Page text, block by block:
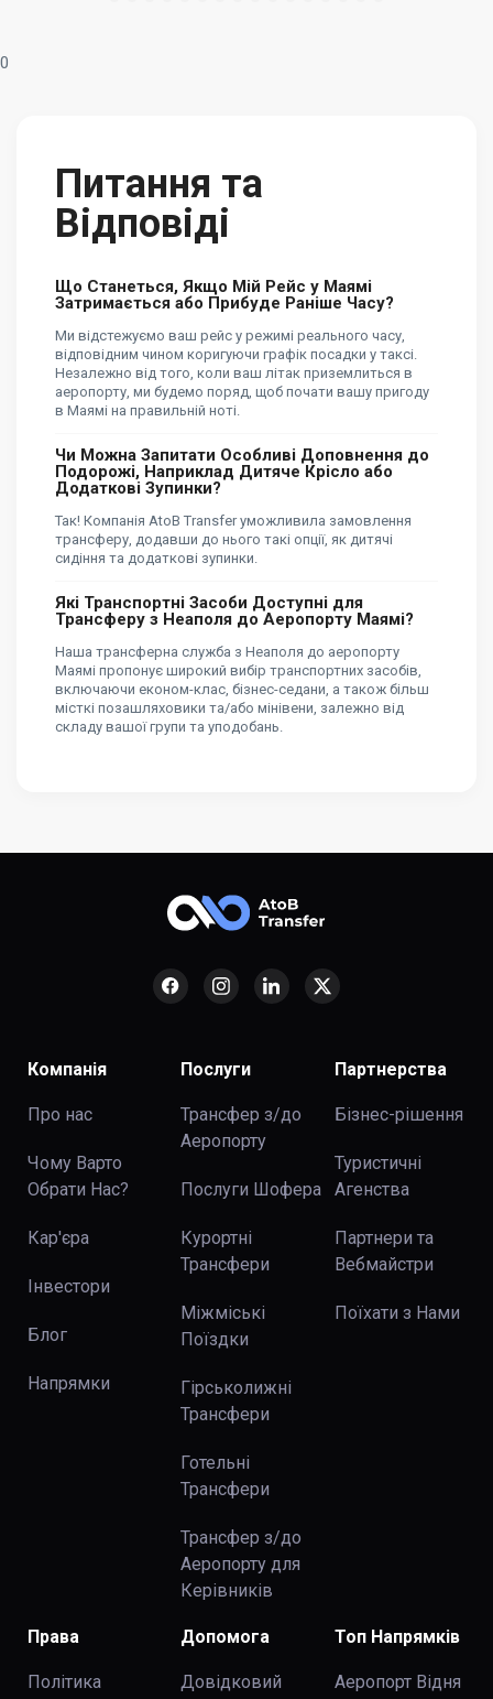
0
Питання та
Відповіді
Що Станеться, Якщо Мій Рейс у Маямі
Затримається або Прибуде Раніше Часу?
Ми відстежуємо ваш рейс у режимі реального часу,
відповідним чином коригуючи графік посадки у таксі.
Незалежно від того, коли ваш літак приземлиться в
аеропорту, ми будемо поряд, щоб почати вашу пригоду
в Маямі на правильній ноті.
Чи Можна Запитати Особливі Доповнення до
Подорожі, Наприклад Дитяче Крісло або
Додаткові Зупинки?
Так! Компанія AtoB Transfer уможливила замовлення
трансферу, додавши до нього такі опції, як дитячі
сидіння та додаткові зупинки.
Які Транспортні Засоби Доступні для
Трансферу з Неаполя до Аеропорту Маямі?
Наша трансферна служба з Неаполя до аеропорту
Маямі пропонує широкий вибір транспортних засобів,
включаючи економ-клас, бізнес-седани, а також більш
місткі позашляховики та/або мінівени, залежно від
складу вашої групи та уподобань.
Компанія
Про нас
Чому Варто
Обрати Нас?
Кар'єра
Інвестори
Блог
Напрямки
Послуги
Трансфер з/до
Аеропорту
Послуги Шофера
Курортні
Трансфери
Міжміські
Поїздки
Гірськолижні
Трансфери
Готельні
Трансфери
Трансфер з/до
Аеропорту для
Керівників
Партнерства
Бізнес-рішення
Туристичні
Агенства
Партнери та
Вебмайстри
Поїхати з Нами
Права
Політика
Допомога
Довідковий
Топ Напрямків
Аеропорт Відня